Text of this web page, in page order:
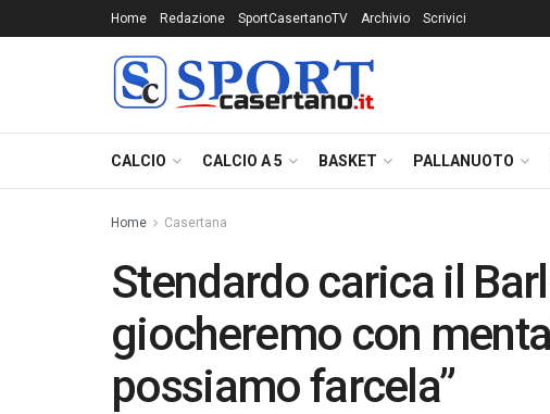
Home Redazione SportCasertanoTV Archivio Scrivici
CALCIO CALCIO A 5 BASKET PALLANUOTO
Home Casertana
Stendardo carica il
giocheremo con
possiamo farcela”